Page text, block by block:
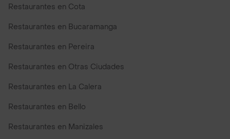
Restaurantes en Cota
Restaurantes en Bucaramanga
Restaurantes en Pereira
Restaurantes en Otras Ciudades
Restaurantes en La Calera
Restaurantes en Bello
Restaurantes en Manizales